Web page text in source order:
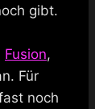
gibt.
Fusion,
Für
noch